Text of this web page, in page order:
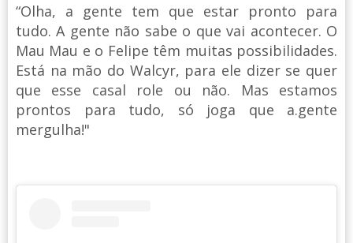
“Olha, a gente tem que estar pronto para
tudo. A gente não sabe o que vai acontecer. O
Mau Mau e o Felipe têm muitas possibilidades.
Está na mão do Walcyr, para ele dizer se quer
que esse casal role ou não. Mas estamos
prontos para tudo, só joga que a.gente
mergulha!"